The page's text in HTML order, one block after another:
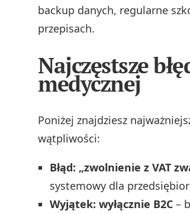
backup danych, regularne
przepisach.
Najczęstsze
medycznej
Poniżej znajdziesz
wątpliwości:
Błąd: „zwolnienie z VAT
systemowy dla
Wyjątek: wyłącznie B2C –